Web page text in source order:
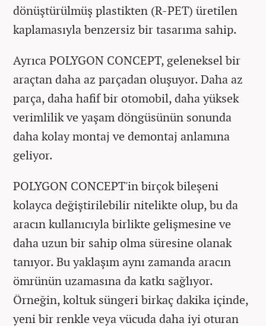
dönüştürülmüş plastikten (R-PET) üretilen
kaplamasıyla benzersiz bir tasarıma sahip.
Ayrıca POLYGON CONCEPT, geleneksel bir
araçtan daha az parçadan oluşuyor. Daha az
parça, daha hafif bir otomobil, daha yüksek
verimlilik ve yaşam döngüsünün sonunda
daha kolay montaj ve demontaj anlamına
geliyor.
POLYGON CONCEPT'in birçok bileşeni
kolayca değiştirilebilir nitelikte olup, bu da
aracın kullanıcıyla birlikte gelişmesine ve
daha uzun bir sahip olma süresine olanak
tanıyor. Bu yaklaşım aynı zamanda aracın
ömrünün uzamasına da katkı sağlıyor.
Örneğin, koltuk süngeri birkaç dakika içinde,
yeni bir renkle veya vücuda daha iyi oturan